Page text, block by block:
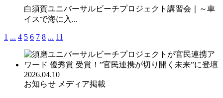
白須賀ユニバーサルビーチプロジェクト講習会｜～車
イスで海に入...
1 ... 4 5 6 7 8 ... 11
2026.04.10
お知らせ メディア掲載